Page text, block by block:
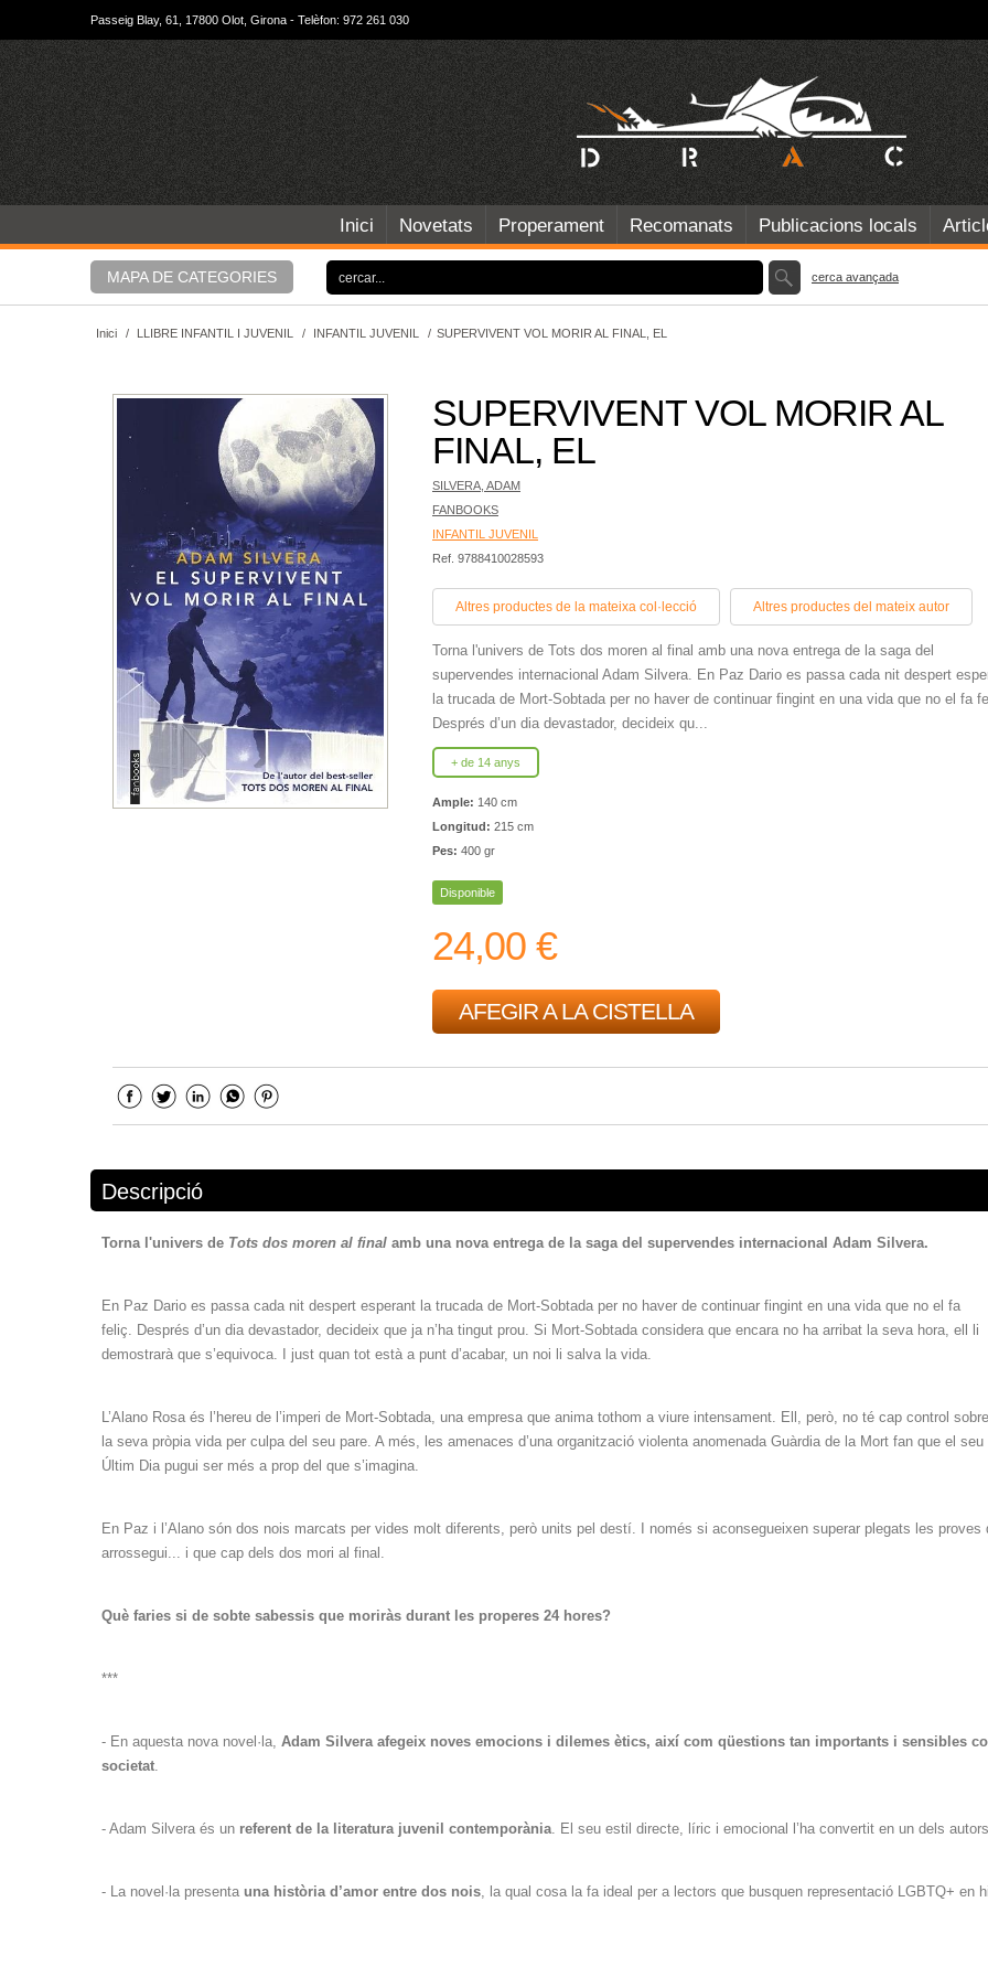
Passeig Blay, 61, 17800 Olot, Girona - Telèfon: 972 261 030
Inici Novetats Properament Recomanats Publicacions locals
MAPA DE CATEGORIES cerca avançada
Inici / LLIBRE INFANTIL I JUVENIL / INFANTIL JUVENIL / SUPERVIVENT VOL MORIR AL FINAL, EL
SUPERVIVENT VOL MORIR AL
FINAL, EL
SILVERA, ADAM
FANBOOKS
INFANTIL JUVENIL
Ref. 9788410028593
Altres productes de la mateixa col·lecció Altres productes del mateix autor
Torna l'univers de Tots dos moren al final amb una nova entrega de la saga del
supervendes internacional Adam Silvera. En Paz Dario es passa cada nit despert
la trucada de Mort-Sobtada per no haver de continuar fingint en una vida que no el fa
Després d’un dia devastador, decideix qu...
+ de 14 anys
Ample: 140 cm
Longitud: 215 cm
Pes: 400 gr
Disponible
24,00 €
AFEGIR A LA CISTELLA
Descripció
Torna l'univers de Tots dos moren al final amb una nova entrega de la saga del supervendes internacional Adam Silvera.
En Paz Dario es passa cada nit despert esperant la trucada de Mort-Sobtada per no haver de continuar fingint en una vida que no el fa
feliç. Després d’un dia devastador, decideix que ja n’ha tingut prou. Si Mort-Sobtada considera que encara no ha arribat la seva hora, ell li
demostrarà que s’equivoca. I just quan tot està a punt d’acabar, un noi li salva la vida.
L’Alano Rosa és l’hereu de l’imperi de Mort-Sobtada, una empresa que anima tothom a viure intensament. Ell, però, no té cap control sobre
la seva pròpia vida per culpa del seu pare. A més, les amenaces d’una organització violenta anomenada Guàrdia de la Mort fan que el seu
Últim Dia pugui ser més a prop del que s’imagina.
En Paz i l’Alano són dos nois marcats per vides molt diferents, però units pel destí. I només si aconsegueixen superar plegats les
arrossegui... i que cap dels dos mori al final.
Què faries si de sobte sabessis que moriràs durant les properes 24 hores?
***
- En aquesta nova novel·la, Adam Silvera afegeix noves emocions i dilemes ètics, així com qüestions tan importants i sensibles
societat.
- Adam Silvera és un referent de la literatura juvenil contemporània. El seu estil directe, líric i emocional l’ha convertit en un dels
- La novel·la presenta una història d’amor entre dos nois, la qual cosa la fa ideal per a lectors que busquen representació LGBTQ+ en